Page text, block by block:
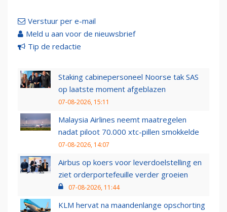
Verstuur per e-mail
Meld u aan voor de nieuwsbrief
Tip de redactie
Staking cabinepersoneel Noorse tak SAS
op laatste moment afgeblazen
07-08-2026, 15:11
Malaysia Airlines neemt maatregelen
nadat piloot 70.000 xtc-pillen smokkelde
07-08-2026, 14:07
Airbus op koers voor leverdoelstelling en
ziet orderportefeuille verder groeien
07-08-2026, 11:44
KLM hervat na maandenlange opschorting